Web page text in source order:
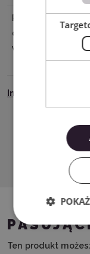
Podmiot
odpowiedzialny
w UE
Instrukcja
Ten produkt